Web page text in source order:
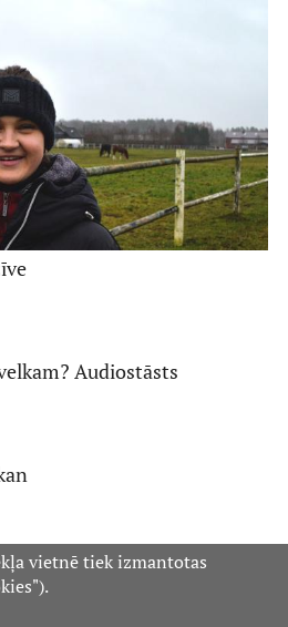
Audiostāsts
vietnē tiek izmantotas